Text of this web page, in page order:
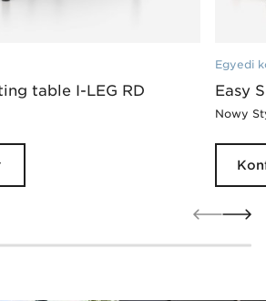
table I-LEG RD
Egyedi
Easy
Nowy